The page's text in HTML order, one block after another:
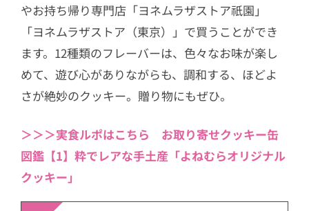
やお持ち帰り専門店「ヨネムラザストア祇園」
「ヨネムラザストア（東京）」で買うことができ
ます。12種類のフレーバーは、色々なお味が楽し
めて、遊び心がありながらも、調和する、ほどよ
さが絶妙のクッキー。贈り物にもぜひ。
＞＞＞実食ルポはこちら お取り寄せクッキー缶
図鑑【1】粋でレアな手土産「よねむらオリジナル
クッキー」